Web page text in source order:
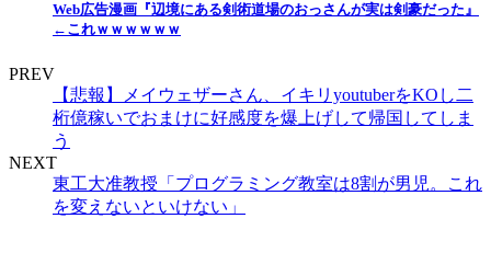
Web広告漫画『辺境にある剣術道場のおっさんが実は剣豪だった』
←これｗｗｗｗｗｗ
PREV
【悲報】メイウェザーさん、イキリyoutuberをKOし二
桁億稼いでおまけに好感度を爆上げして帰国してしま
う
NEXT
東工大准教授「プログラミング教室は8割が男児。これ
を変えないといけない」